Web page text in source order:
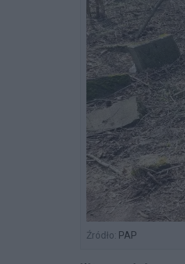
Źródło: PAP